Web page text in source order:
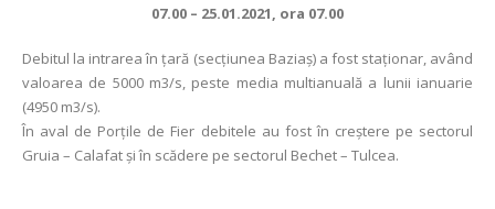
07.00 – 25.01.2021, ora 07.00
Debitul la intrarea în ţară (secţiunea Baziaş) a fost staționar, având
valoarea de 5000 m3/s, peste media multianuală a lunii ianuarie
(4950 m3/s).
În aval de Porţile de Fier debitele au fost în creștere pe sectorul
Gruia – Calafat și în scădere pe sectorul Bechet – Tulcea.